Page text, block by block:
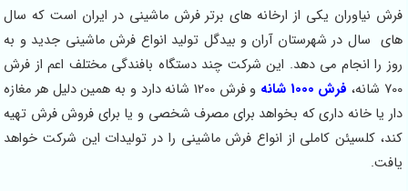
فرش نیاوران یکی از ارخانه های برتر فرش ماشینی در ایران است که سال
های سال در شهرستان آران و بیدگل تولید انواع فرش ماشینی جدید و به
روز را انجام می دهد. این شرکت چند دستگاه بافندگی مختلف اعم از فرش
700 شانه،
فرش 1000 شانه
و فرش 1200 شانه دارد و به همین دلیل هر مغازه
دار یا خانه داری که بخواهد برای مصرف شخصی و یا برای فروش فرش تهیه
کند، کلسیئن کاملی از انواع فرش ماشینی را در تولیدات این شرکت خواهد
یافت.